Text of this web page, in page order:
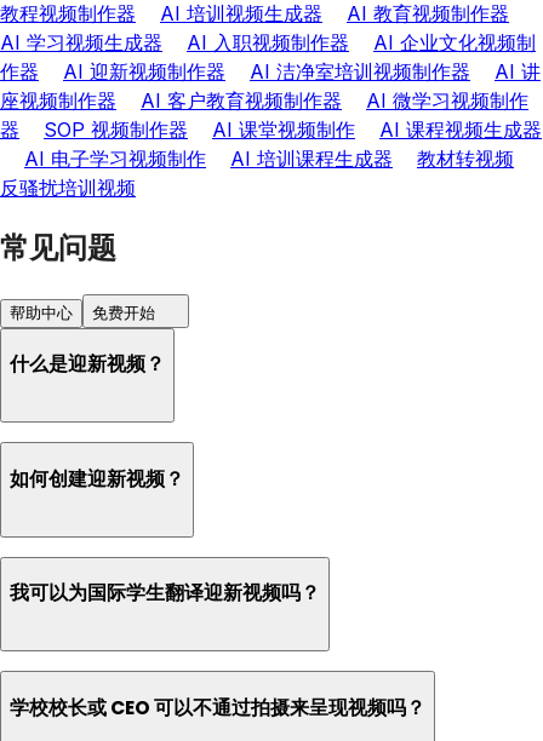
教程视频制作器 AI 培训视频生成器
AI 教育视频制作器
AI 学习视频生成器
AI 入职视频制作器
AI 企业文化视频制
作器
AI 迎新视频制作器 AI 洁净室培训视频制作器
AI 讲
座视频制作器
AI 客户教育视频制作器
AI 微学习视频制作
器
SOP 视频制作器 AI 课堂视频制作
AI 课程视频生成器
AI 电子学习视频制作
AI 培训课程生成器
教材转视频
反骚扰培训视频
常见问题
帮助中心 免费开始
什么是迎新视频？
如何创建迎新视频？
我可以为国际学生翻译迎新视频吗？
学校校长或 CEO 可以不通过拍摄来呈现视频吗？